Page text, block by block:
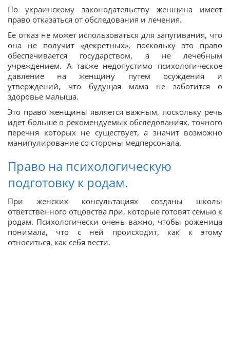
По украинскому законодательству женщина имеет
право отказаться от обследования и лечения.
Ее отказ не может использоваться для запугивания, что
она не получит «декретных», поскольку это право
обеспечивается государством, а не лечебным
учреждением. А также недопустимо психологическое
давление на женщину путем осуждения и
утверждений, что будущая мама не заботится о
здоровье малыша.
Это право женщины является важным, поскольку речь
идет больше о рекомендуемых обследованиях, точного
перечня которых не существует, а значит возможно
манипулирование со стороны медперсонала.
Право на психологическую
подготовку к родам.
При женских консультациях созданы школы
ответственного отцовства при, которые готовят семью к
родам. Психологически очень важно, чтобы роженица
понимала, что с ней происходит, как к этому
относиться, как себя вести.